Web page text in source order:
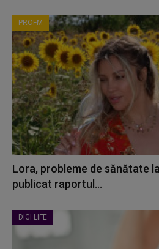
PROFM
Lora, probleme de sănătate
publicat raportul...
DIGI LIFE